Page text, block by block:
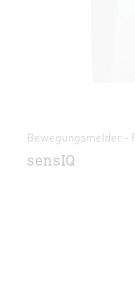
Bewegungsmelder -
sensIQ